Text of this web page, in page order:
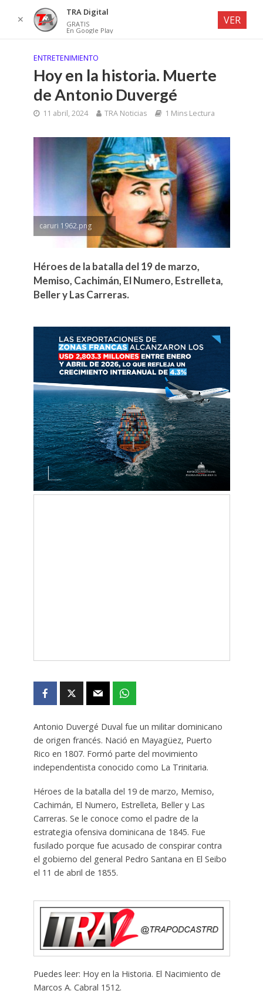
ENTRETENIMIENTO
Hoy en la historia. Muerte
de Antonio Duvergé
11 abril, 2024 TRA Noticias 1 Mins Lectura
caruri 1962.png
Héroes de la batalla del 19 de marzo,
Memiso, Cachimán, El Numero, Estrelleta,
Beller y Las Carreras.
Antonio Duvergé Duval fue un militar dominicano
de origen francés. Nació en Mayagüez, Puerto
Rico en 1807. Formó parte del movimiento
independentista conocido como La Trinitaria.
Héroes de la batalla del 19 de marzo, Memiso,
Cachimán, El Numero, Estrelleta, Beller y Las
Carreras. Se le conoce como el padre de la
estrategia ofensiva dominicana de 1845. Fue
fusilado porque fue acusado de conspirar contra
el gobierno del general Pedro Santana en El Seibo
el 11 de abril de 1855.
Puedes leer: Hoy en la Historia. El Nacimiento de
Marcos A. Cabral 1512.
✕
TRA Digital
GRATIS
En Google Play
VER